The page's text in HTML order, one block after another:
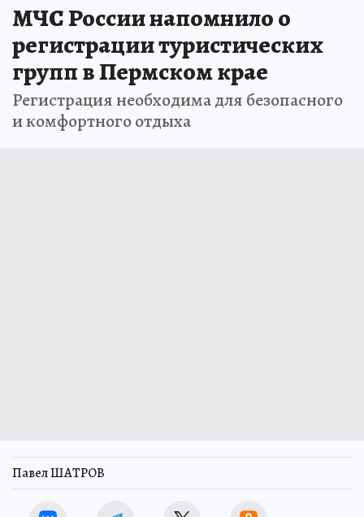
МЧС России напомнило о
регистрации туристических
групп в Пермском крае
Регистрация необходима для безопасного
и комфортного отдыха
Павел ШАТРОВ